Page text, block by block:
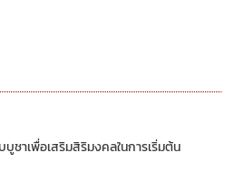
าเพื่อเสริมสิริมงคลในการเริ่มต้น